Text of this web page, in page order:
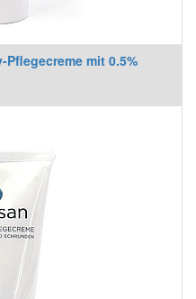
Pflegecreme mit 0.5%